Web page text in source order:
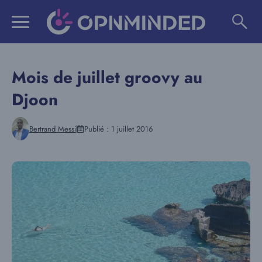
Mois de juillet groovy au
Djoon
Bertrand Messi Publié : 1 juillet 2016